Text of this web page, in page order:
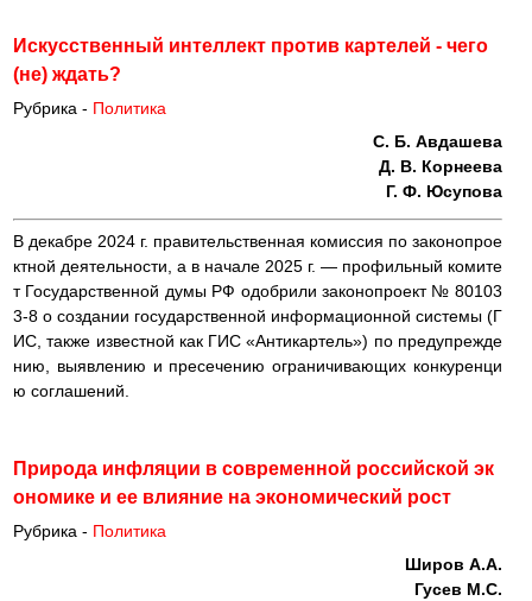
Искусственный интеллект против картелей - чего
(не) ждать?
Рубрика - Политика
С. Б. Авдашева
Д. В. Корнеева
Г. Ф. Юсупова
В декабре 2024 г. правительственная комиссия по законопрое
ктной деятельности, а в начале 2025 г. — профильный комите
т Государственной думы РФ одобрили законопроект № 80103
3-8 о создании государственной информационной системы (Г
ИС, также известной как ГИС «Антикартель») по предупрежде
нию, выявлению и пресечению ограничивающих конкуренци
ю соглашений.
Природа инфляции в современной российской эк
ономике и ее влияние на экономический рост
Рубрика - Политика
Широв А.А.
Гусев М.С.